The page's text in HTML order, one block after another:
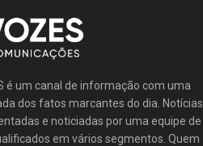
é um canal de informação com uma
dos fatos marcantes do dia. Notícias
e noticiadas por uma equipe de
em vários segmentos. Quem